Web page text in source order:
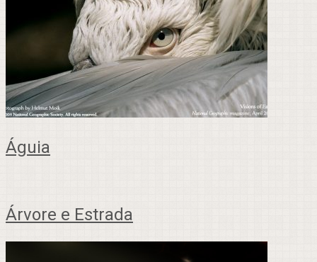
Águia
Árvore e Estrada